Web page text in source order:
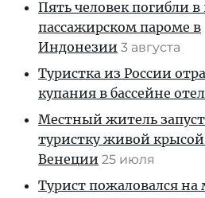
Пять человек погибли
пассажирском пароме в
Индонезии 3 августа
Туристка из России
купания в бассейне
Местный житель
туристку живой
Венеции 25 июля
Турист пожаловался